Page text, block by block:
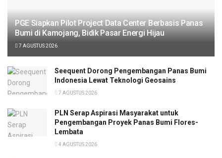
PGE Siapkan Pilot Project Data Center Berbasis Panas
Bumi di Kamojang, Bidik Pasar Energi Hijau
7 AGUSTUS 2026
Seequent Dorong Pengembangan Panas Bumi
Indonesia Lewat Teknologi Geosains
7 AGUSTUS 2026
PLN Serap Aspirasi Masyarakat untuk
Pengembangan Proyek Panas Bumi Flores-
Lembata
4 AGUSTUS 2026